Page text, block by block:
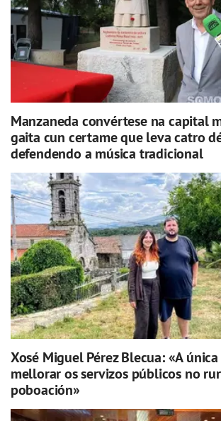
Manzaneda convértese na capital
gaita cun certame que leva catro
defendendo a música tradicional
Xosé Miguel Pérez Blecua: «A
mellorar os servizos públicos no
poboación»